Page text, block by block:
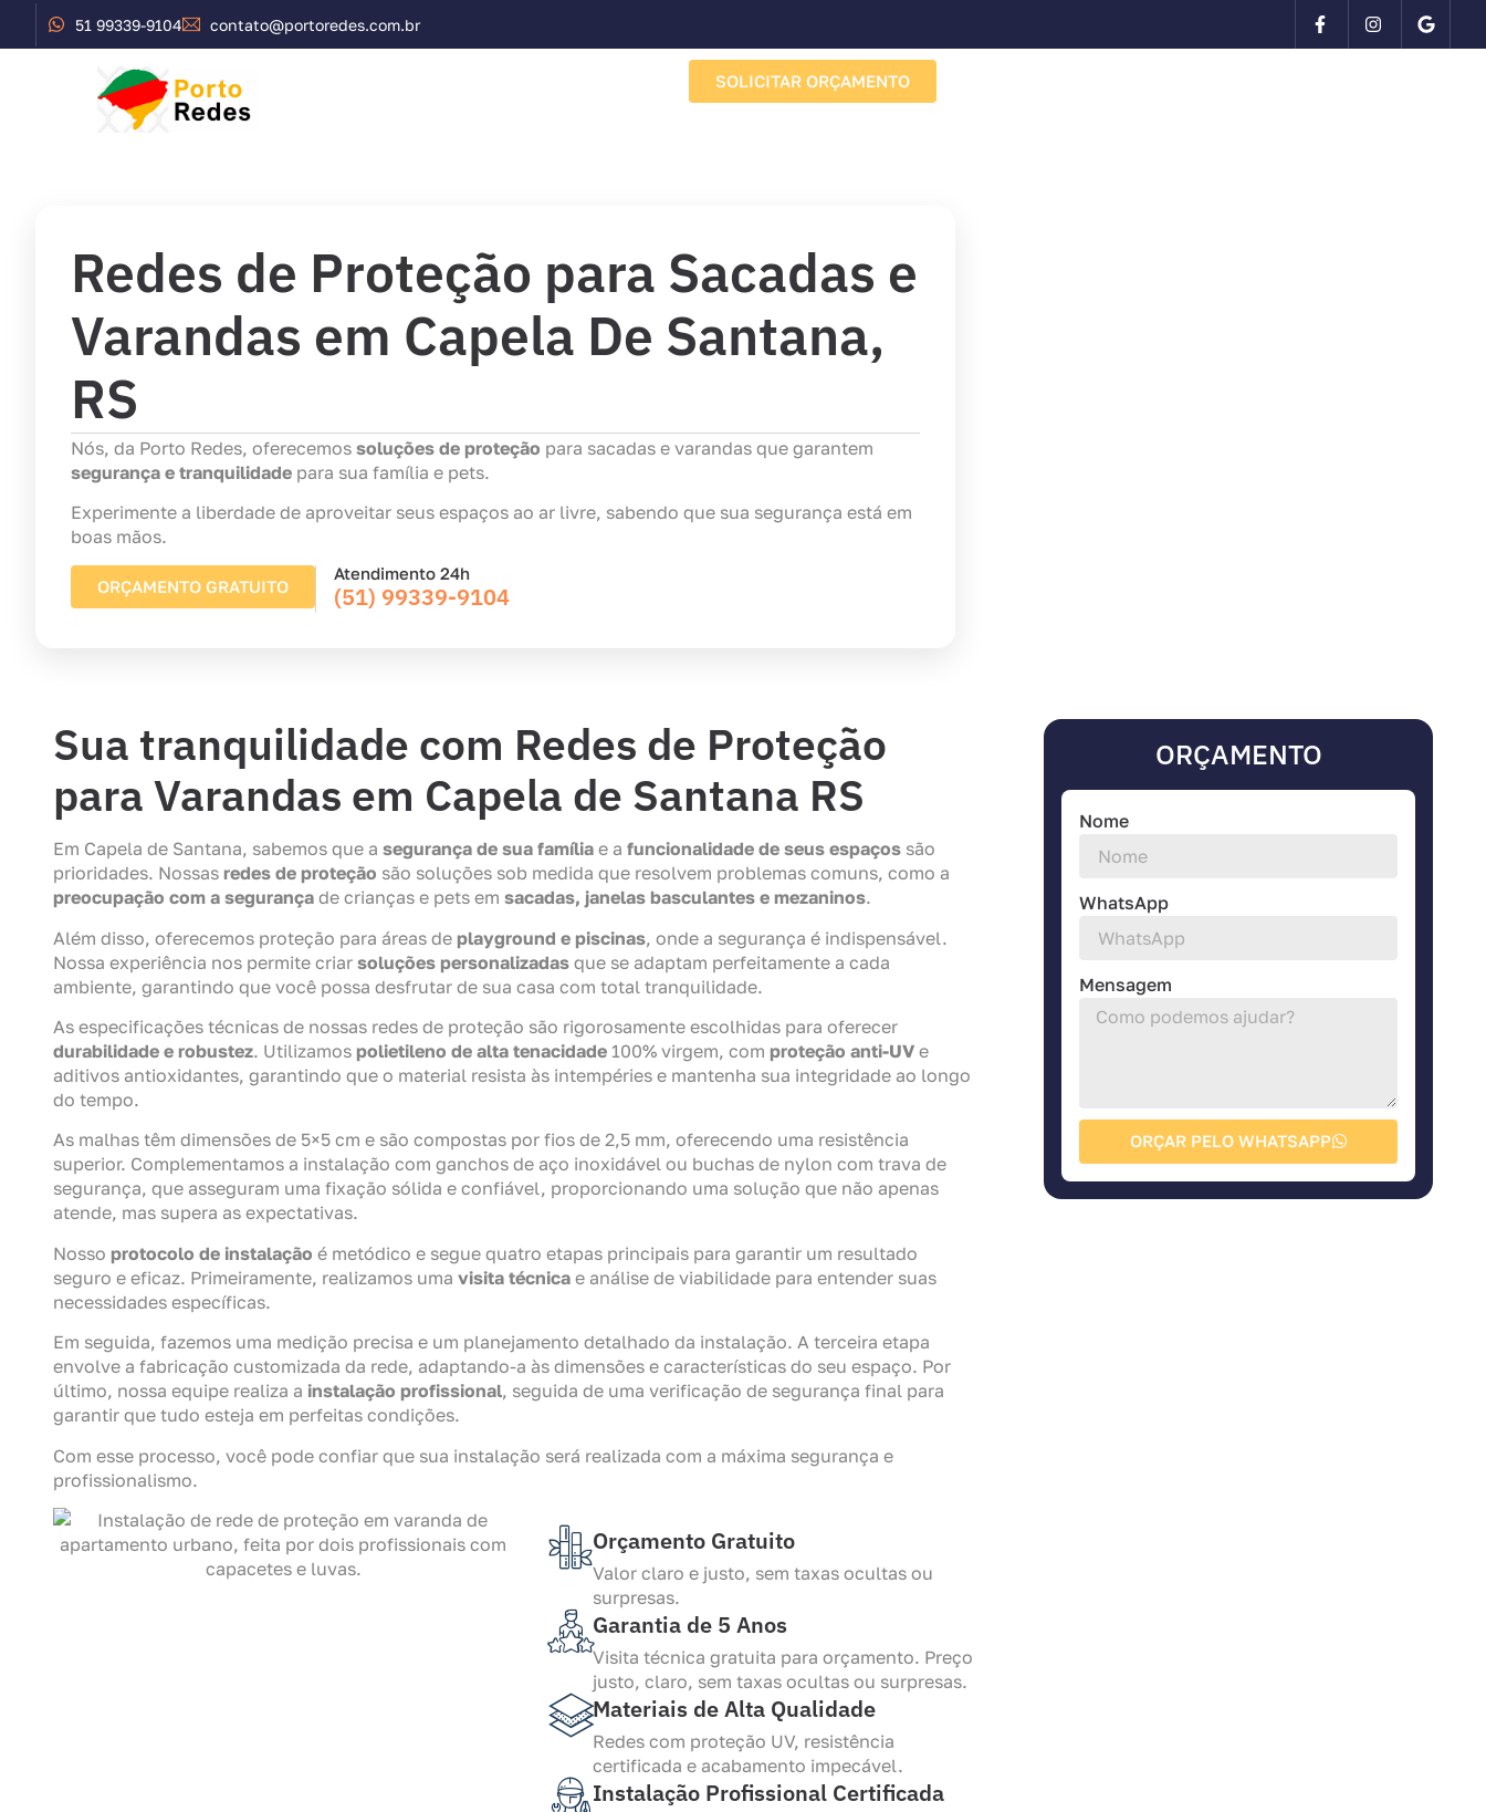
51 99339-9104 contato@portoredes.com.br
SOLICITAR ORÇAMENTO
Redes de Proteção para Sacadas e
Varandas em Capela De Santana,
RS
Nós, da Porto Redes, oferecemos soluções de proteção para sacadas e varandas que garantem
segurança e tranquilidade para sua família e pets.
Experimente a liberdade de aproveitar seus espaços ao ar livre, sabendo que sua segurança está em
boas mãos.
ORÇAMENTO GRATUITO
Atendimento 24h
(51) 99339-9104
Sua tranquilidade com Redes de Proteção
para Varandas em Capela de Santana RS
Em Capela de Santana, sabemos que a segurança de sua família e a funcionalidade de seus espaços são
prioridades. Nossas redes de proteção são soluções sob medida que resolvem problemas comuns, como a
preocupação com a segurança de crianças e pets em sacadas, janelas basculantes e mezaninos.
Além disso, oferecemos proteção para áreas de playground e piscinas, onde a segurança é indispensável.
Nossa experiência nos permite criar soluções personalizadas que se adaptam perfeitamente a cada
ambiente, garantindo que você possa desfrutar de sua casa com total tranquilidade.
As especificações técnicas de nossas redes de proteção são rigorosamente escolhidas para oferecer
durabilidade e robustez. Utilizamos polietileno de alta tenacidade 100% virgem, com proteção anti-UV e
aditivos antioxidantes, garantindo que o material resista às intempéries e mantenha sua integridade ao longo
do tempo.
As malhas têm dimensões de 5×5 cm e são compostas por fios de 2,5 mm, oferecendo uma resistência
superior. Complementamos a instalação com ganchos de aço inoxidável ou buchas de nylon com trava de
segurança, que asseguram uma fixação sólida e confiável, proporcionando uma solução que não apenas
atende, mas supera as expectativas.
Nosso protocolo de instalação é metódico e segue quatro etapas principais para garantir um resultado
seguro e eficaz. Primeiramente, realizamos uma visita técnica e análise de viabilidade para entender suas
necessidades específicas.
Em seguida, fazemos uma medição precisa e um planejamento detalhado da instalação. A terceira etapa
envolve a fabricação customizada da rede, adaptando-a às dimensões e características do seu espaço. Por
último, nossa equipe realiza a instalação profissional, seguida de uma verificação de segurança final para
garantir que tudo esteja em perfeitas condições.
Com esse processo, você pode confiar que sua instalação será realizada com a máxima segurança e
profissionalismo.
Orçamento Gratuito
Valor claro e justo, sem taxas ocultas ou
surpresas.
Garantia de 5 Anos
Visita técnica gratuita para orçamento. Preço
justo, claro, sem taxas ocultas ou surpresas.
Materiais de Alta Qualidade
Redes com proteção UV, resistência
certificada e acabamento impecável.
Instalação Profissional Certificada
ORÇAMENTO
Nome
WhatsApp
Mensagem
ORÇAR PELO WHATSAPP